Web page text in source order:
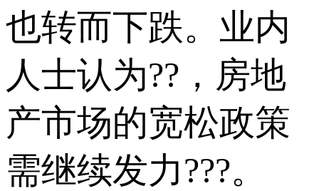
也转而下跌。业内
人士认为??，房地
产市场的宽松政策
需继续发力???。